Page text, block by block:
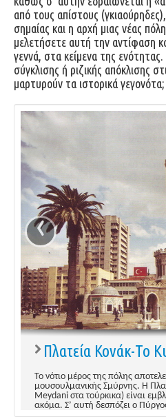
από τους απίστους
σημαίας και η αρχή μιας νέας
μελετήσετε αυτή την αντίφαση
γεννά, στα κείμενα της
σύγκλισης ή ριζικής απόκλισης
μαρτυρούν τα ιστορικά γεγονότα;
Πλατεία Κονάκ-Το
Το νότιο μέρος της πόλης
μουσουλμανικής Σμύρνης. Η
Meydani στα τούρκικα) είναι
ακόμα. Σ’ αυτή δεσπόζει ο
τουρκικά Saat Kulesi), κτίσμα
‹